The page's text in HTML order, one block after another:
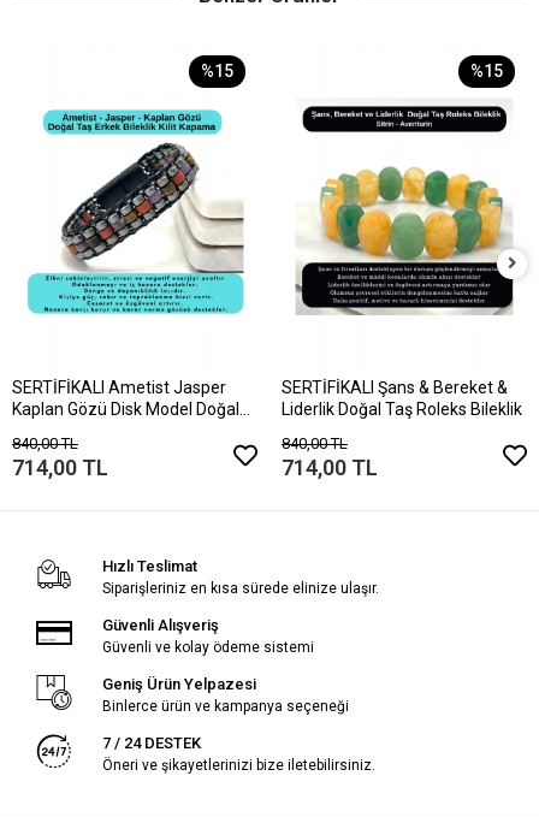
%15
SERTİFİKALI Ametist Jasper
Kaplan Gözü Disk Model Doğal
840,00 TL
714,00 TL
%15
SERTİFİKALI Şans & Bereket &
Liderlik Doğal Taş Roleks Bileklik
840,00 TL
714,00 TL
Hızlı Teslimat
Siparişleriniz en kısa sürede elinize ulaşır.
Güvenli Alışveriş
Güvenli ve kolay ödeme sistemi
Geniş Ürün Yelpazesi
Binlerce ürün ve kampanya seçeneği
7 / 24 DESTEK
Öneri ve şikayetlerinizi bize iletebilirsiniz.